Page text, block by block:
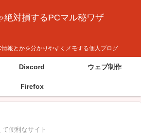
絶対損するPCマル秘ワザ
報とかを分かりやすくメモする個人ブログ
Discord ウェブ制作
Firefox
て便利なサイト